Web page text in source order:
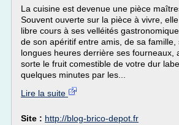
La cuisine est devenue une pièce
Souvent ouverte sur la pièce à vivre,
libre cours à ses velléités
de son apéritif entre amis, de sa famille,
longues heures derrière ses fourneaux,
sorte le fruit comestible de votre dur
quelques minutes par les...
Lire la suite
Site : http://blog-brico-depot.fr